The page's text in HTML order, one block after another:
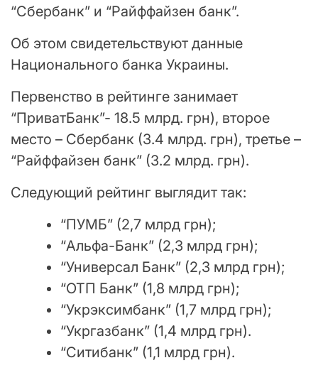
“Сбербанк” и “Райффайзен банк”.
Об этом свидетельствуют данные
Национального банка Украины.
Первенство в рейтинге занимает
“ПриватБанк”- 18.5 млрд. грн), второе
место – Сбербанк (3.4 млрд. грн), третье –
“Райффайзен банк” (3.2 млрд. грн).
Следующий рейтинг выглядит так:
“ПУМБ” (2,7 млрд грн);
“Альфа-Банк” (2,3 млрд грн);
“Универсал Банк” (2,3 млрд грн);
“ОТП Банк” (1,8 млрд грн);
“Укрэксимбанк” (1,7 млрд грн);
“Укргазбанк” (1,4 млрд грн).
“Ситибанк” (1,1 млрд грн).